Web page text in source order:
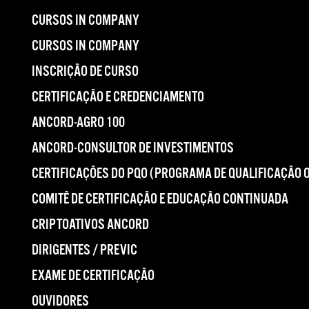
CURSOS IN COMPANY
CURSOS IN COMPANY
INSCRIÇÃO DE CURSO
CERTIFICAÇÃO E CREDENCIAMENTO
ANCORD-AGRO 100
ANCORD-CONSULTOR DE INVESTIMENTOS
CERTIFICAÇÕES DO PQO (PROGRAMA DE QUALIFICAÇÃO
COMITÊ DE CERTIFICAÇÃO E EDUCAÇÃO CONTINUADA
CRIPTOATIVOS ANCORD
DIRIGENTES / PREVIC
EXAME DE CERTIFICAÇÃO
OUVIDORES